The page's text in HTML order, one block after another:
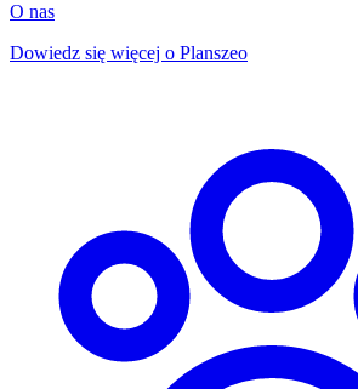
O nas
Dowiedz się więcej o Planszeo